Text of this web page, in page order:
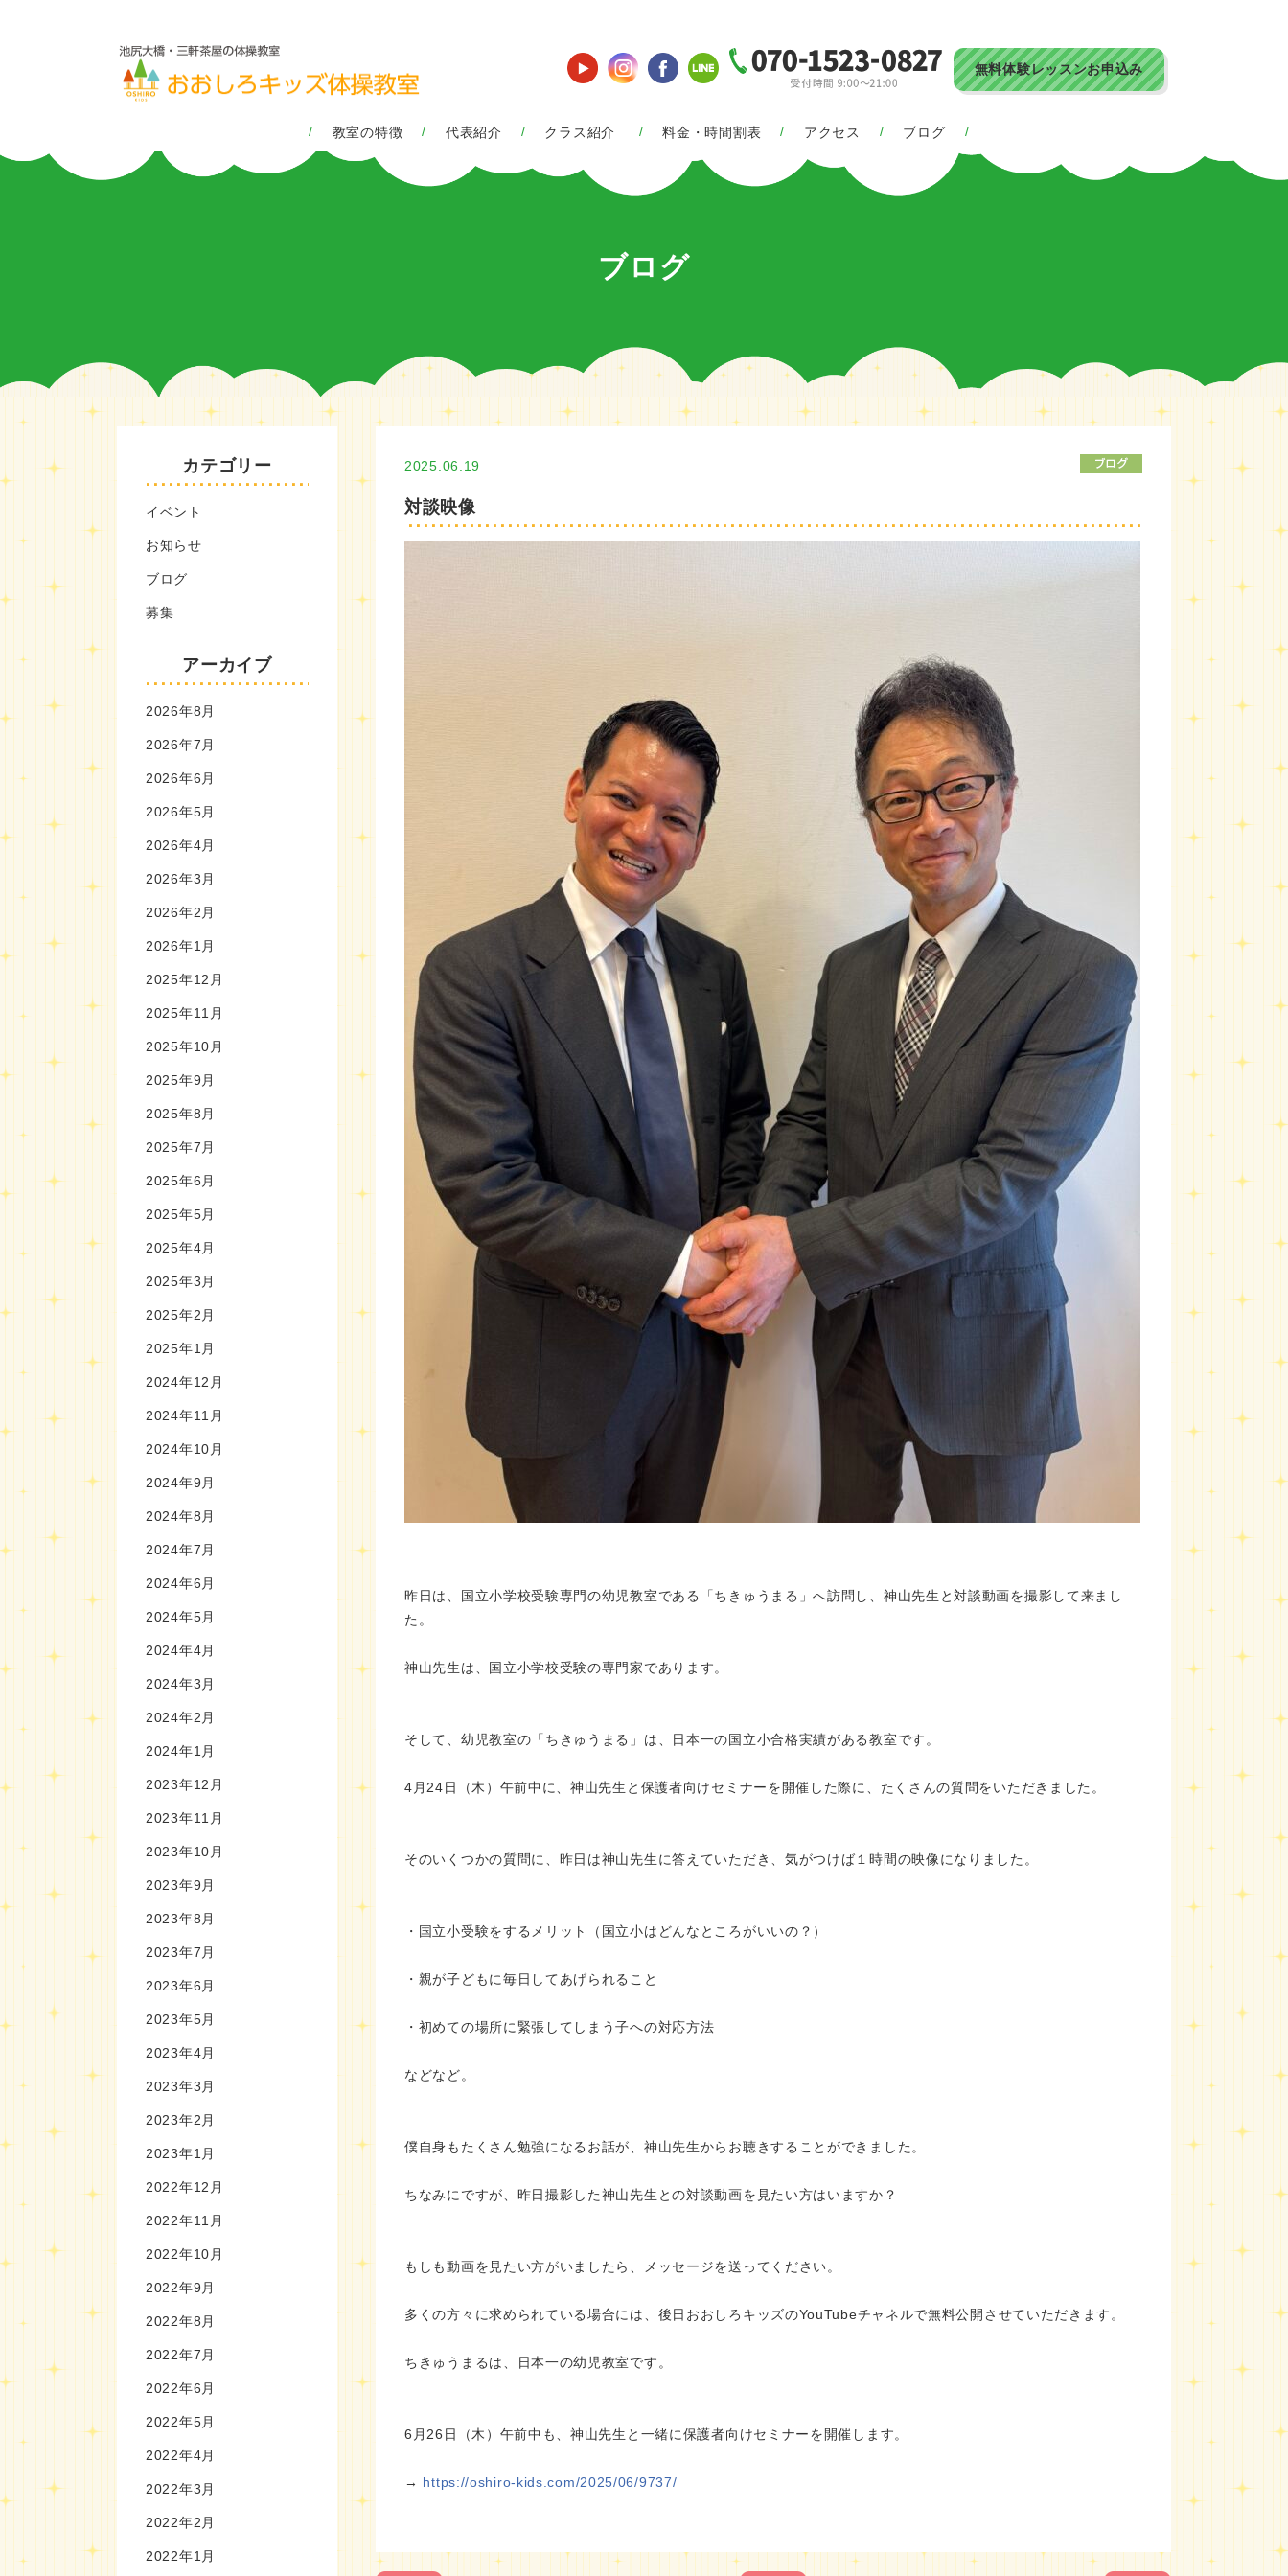
無料体験レッスンお申込み
教室の特徴 代表紹介 クラス紹介 料金・時間割表 アクセス ブログ
ブログ
カテゴリー
イベント
お知らせ
ブログ
募集
アーカイブ
2026年8月
2026年7月
2026年6月
2026年5月
2026年4月
2026年3月
2026年2月
2026年1月
2025年12月
2025年11月
2025年10月
2025年9月
2025年8月
2025年7月
2025年6月
2025年5月
2025年4月
2025年3月
2025年2月
2025年1月
2024年12月
2024年11月
2024年10月
2024年9月
2024年8月
2024年7月
2024年6月
2024年5月
2024年4月
2024年3月
2024年2月
2024年1月
2023年12月
2023年11月
2023年10月
2023年9月
2023年8月
2023年7月
2023年6月
2023年5月
2023年4月
2023年3月
2023年2月
2023年1月
2022年12月
2022年11月
2022年10月
2022年9月
2022年8月
2022年7月
2022年6月
2022年5月
2022年4月
2022年3月
2022年2月
2022年1月
2025.06.19
対談映像
昨日は、国立小学校受験専門の幼児教室である「ちきゅうまる」へ訪問し、神山先生と対談動画を撮影して来まし
た。
神山先生は、国立小学校受験の専門家であります。
そして、幼児教室の「ちきゅうまる」は、日本一の国立小合格実績がある教室です。
4月24日（木）午前中に、神山先生と保護者向けセミナーを開催した際に、たくさんの質問をいただきました。
そのいくつかの質問に、昨日は神山先生に答えていただき、気がつけば１時間の映像になりました。
・国立小受験をするメリット（国立小はどんなところがいいの？）
・親が子どもに毎日してあげられること
・初めての場所に緊張してしまう子への対応方法
などなど。
僕自身もたくさん勉強になるお話が、神山先生からお聴きすることができました。
ちなみにですが、昨日撮影した神山先生との対談動画を見たい方はいますか？
もしも動画を見たい方がいましたら、メッセージを送ってください。
多くの方々に求められている場合には、後日おおしろキッズのYouTubeチャネルで無料公開させていただきます。
ちきゅうまるは、日本一の幼児教室です。
6月26日（木）午前中も、神山先生と一緒に保護者向けセミナーを開催します。
→ https://oshiro-kids.com/2025/06/9737/